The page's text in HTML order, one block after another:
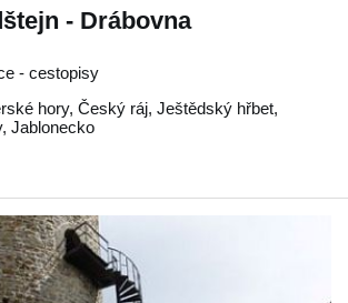
- Drábovna
- cestopisy
hory, Český ráj, Ještědský hřbet,
, Jablonecko